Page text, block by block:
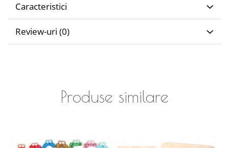
Caracteristici
Review-uri (0)
Produse similare